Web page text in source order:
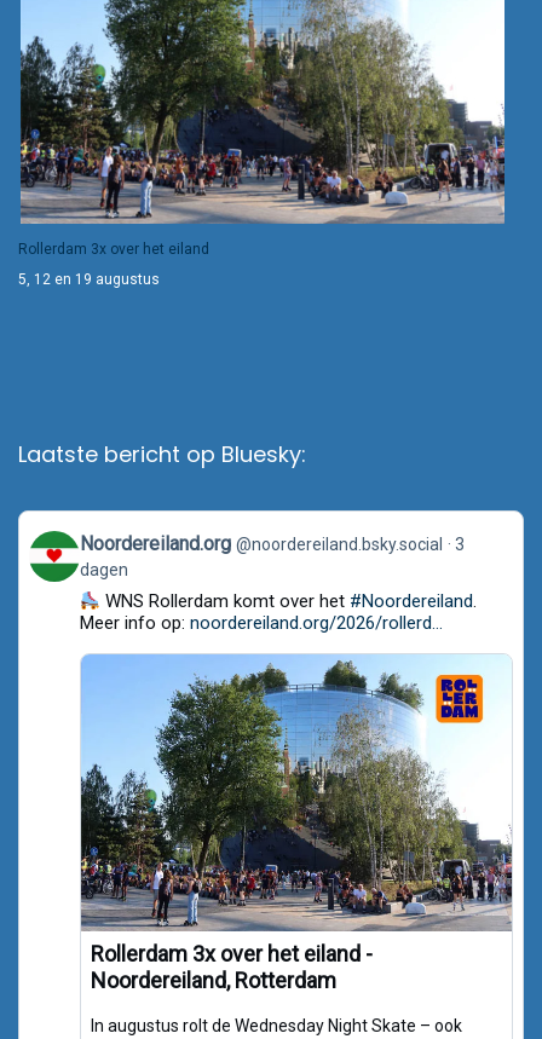
Rollerdam 3x over het eiland
5, 12 en 19 augustus
Laatste bericht op Bluesky:
View
post
by
Noordereiland.org
Bluesky
Noordereiland.org @noordereiland.bsky.social
3
dagen
WNS Rollerdam komt over het #Noordereiland.
Meer info op: noordereiland.org/2026/rollerd...
Rollerdam 3x over het eiland -
Noordereiland, Rotterdam
In augustus rolt de Wednesday Night Skate – ook